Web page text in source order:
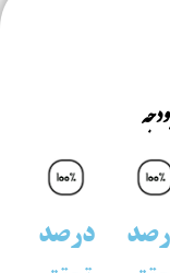
درصد